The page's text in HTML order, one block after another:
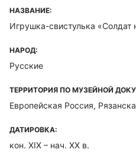
НАЗВАНИЕ:
Игрушка-свистулька «Солдат
НАРОД:
Русские
ТЕРРИТОРИЯ ПО МУЗЕЙНОЙ
Европейская Россия,
ДАТИРОВКА:
кон. XIX – нач. XX в.